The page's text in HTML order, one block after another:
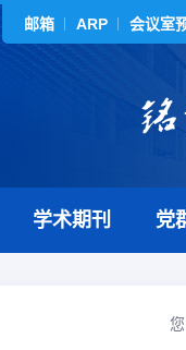
邮箱 ARP 会议室
学术期刊 党